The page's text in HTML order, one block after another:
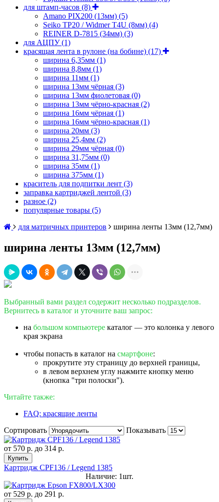
для штамп-часов (8)
Amano PIX200 (13мм) (5)
Seiko TP20 / Widmer T4U (8мм) (4)
REINER D-7815 (34мм) (3)
для АЦПУ(1)
красящая лента в рулоне (на бобине) (17)
ширина 6,35мм (1)
ширина 8,8мм (1)
ширина 11мм (1)
ширина 13мм чёрная (3)
ширина 13мм фиолетовая (0)
ширина 13мм чёрно-красная (2)
ширина 16мм чёрная (1)
ширина 16мм чёрно-красная (1)
ширина 20мм (3)
ширина 25,4мм (2)
ширина 29мм чёрная (0)
ширина 31,75мм (0)
ширина 35мм (1)
ширина 375мм (1)
краситель для подпитки лент (3)
заправка картриджей лентой (3)
разное (2)
популярные товары (5)
для матричных принтеров
ширина ленты 13мм (12,7мм)
ширина ленты 13мм (12,7мм)
Выбранный вами раздел содержит несколько подразделов.
Вернитесь в каталог и уточните ваш запрос:
на большом компьютере каталог — это колонка у левого
края экрана
чтобы попасть в каталог на смартфоне:
прокрутите эту страницу до верхней границы,
в левом верхнем углу нажмите кнопку меню
(кнопка "три полоски").
Читайте также:
FAQ: красящие ленты
Сортировать
Показывать
от 570 р. до 314 р.
Купить
Картридж CPF136 / Legend 1385
Наличие: 1шт.
от 529 р. до 291 р.